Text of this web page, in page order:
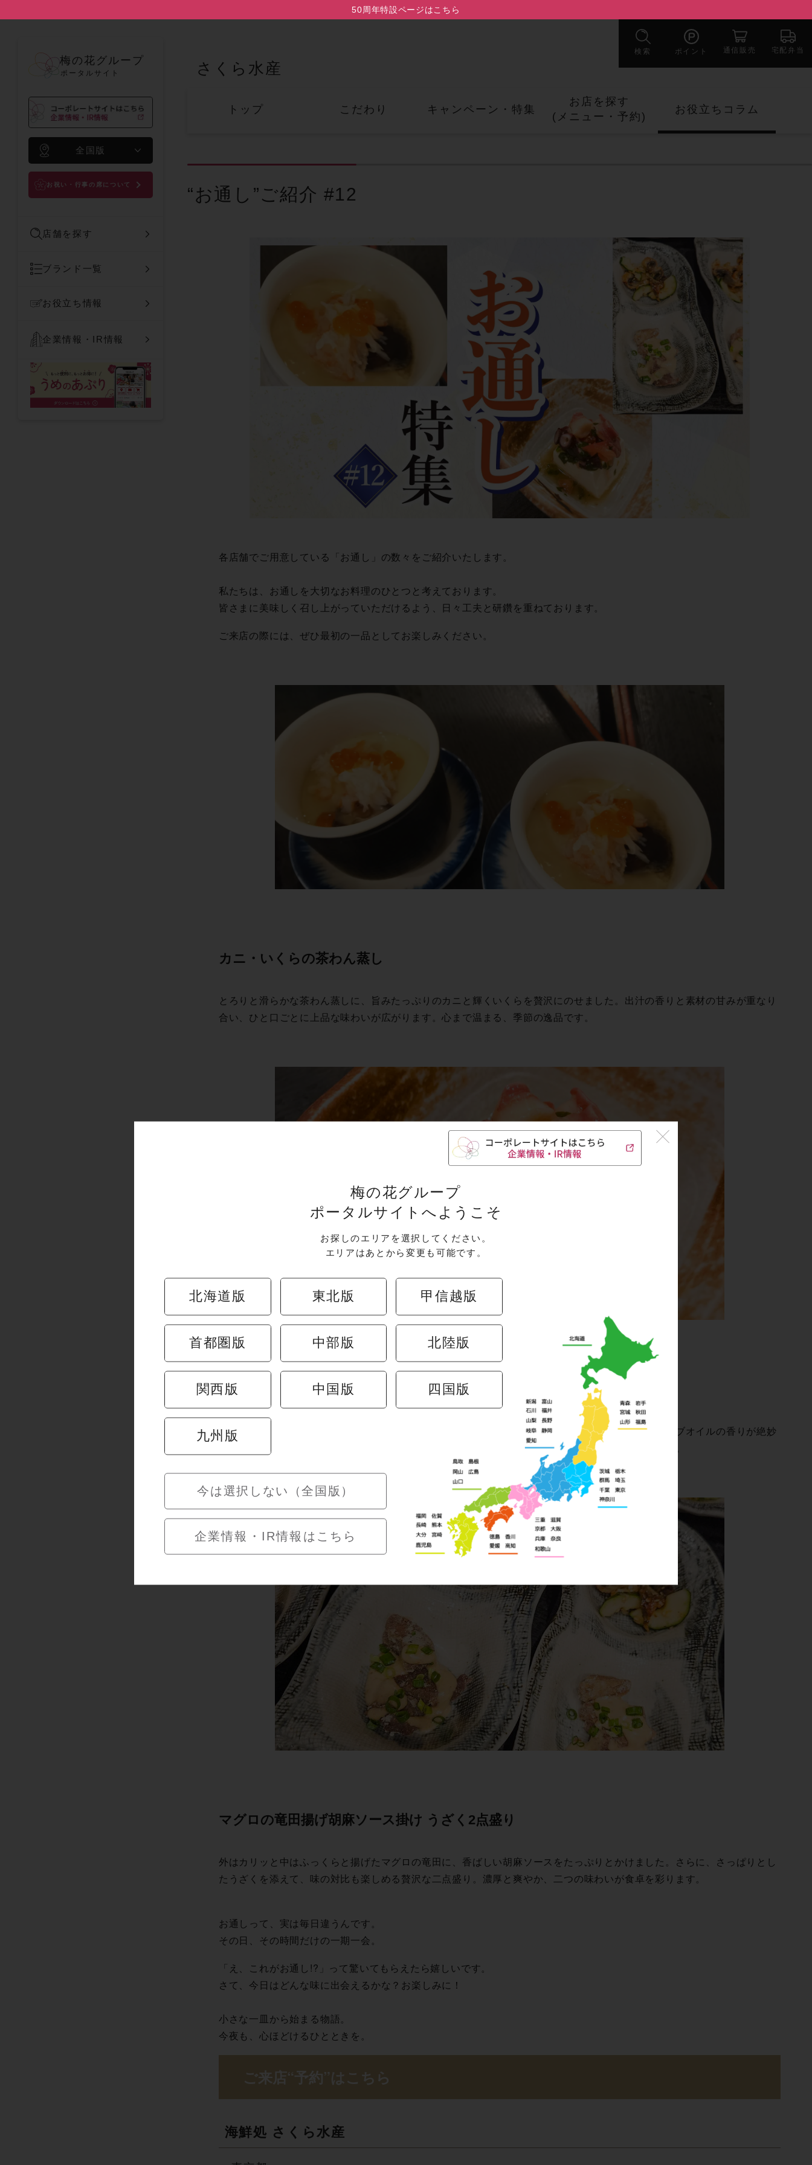
50周年特設ページはこちら
梅の花グループ
ポータルサイト
全国版
お祝い・行事の席について
店舗を探す
ブランド一覧
お役立ち情報
企業情報・IR情報
梅の花グループ
ポータルサイトへようこそ
お探しのエリアを選択してください。
エリアはあとから変更も可能です。
北海道版 東北版 甲信越版
首都圏版 中部版 北陸版
関西版 中国版 四国版
九州版
今は選択しない（全国版）
企業情報・IR情報はこちら
検索 ポイント 通信販売 宅配弁当
さくら水産
トップ こだわり キャンペーン・ 特集
お店を探す
(メニュー・ 予約)
お役立ちコラム
“お通し”ご紹介 # 1 2
各店舗でご用意している「お通し」の数々をご紹介いたします。
私たちは、お通しを大切なお料理のひとつと考えております。
皆さまに美味しく召し上がっていただけるよう、日々工夫と研鑽を重ねております。
ご来店の際には、ぜひ最初の一品としてお楽しみください。
カニ・いくらの茶 わ ん 蒸 し
とろりと滑らかな茶わん蒸しに、旨みたっぷりのカニと輝くいくらを贅沢にのせました。出汁の香りと素材の甘みが重なり
合い、ひと口ごとに上品な味わいが広がります。心まで温まる、季節の逸 品 で す 。
タコと豆腐 の マ リ ネ
やわらかく仕上げたタコと、なめらかな豆腐を爽やかなマリネで合わせました。柑橘の酸味とオリーブオイルの香りが絶妙
に調和し、さっぱりとした口当たりに。軽やかでヘルシーながら、しっかりと満足感のある前 菜 で す 。
マグロの竜田揚げ胡麻ソース掛け うざく 2 点 盛 り
外はカリッと中はふっくらと揚げたマグロの竜田に、香ばしい胡麻ソースをたっぷりとかけました。さらに、さっぱりとし
たうざくを添えて、味の対比も楽しめる贅沢な二点盛り。濃厚と爽やか、二つの味わいが食卓を彩 り ま す 。
お通しって、実は毎日違うんです。
その日、その時間だけの一期一会。
「え、これがお通し!?」って驚いてもらえたら嬉しいです。
さて、今日はどんな味に出会えるかな？お楽しみに！
小さな一皿から始まる物語。
今夜も、心ほどけるひとときを。
ご来店“予約” は こ ち ら
海鮮処 さ く ら 水 産